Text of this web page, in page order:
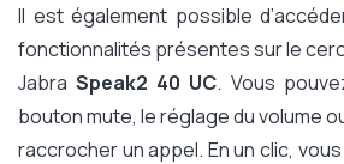
Il est également possible
fonctionnalités présentes sur le
JabraSpeak2 40 UC. Vous
bouton mute, le réglage du volume
raccrocher un appel. En un clic,